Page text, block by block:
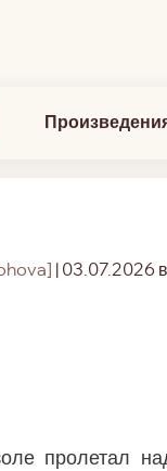
| 03.07.2026
пролетал